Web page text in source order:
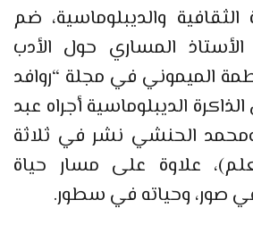
والديبلوماسية، ضم
الأستاذ المساري حول الأدب
الميموني في مجلة “روافد
الديبلوماسية أجراه عبد
الحنشي نشر في ثلاثة
علاوة على مسار حياة
صور، وحياته في سطور.